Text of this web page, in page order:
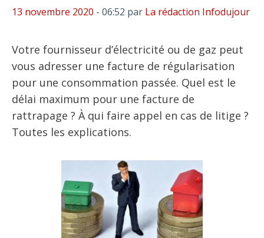
13 novembre 2020 - 06:52 par La rédaction Infodujour
Votre fournisseur d’électricité ou de gaz peut
vous adresser une facture de régularisation
pour une consommation passée. Quel est le
délai maximum pour une facture de
rattrapage ? À qui faire appel en cas de litige ?
Toutes les explications.